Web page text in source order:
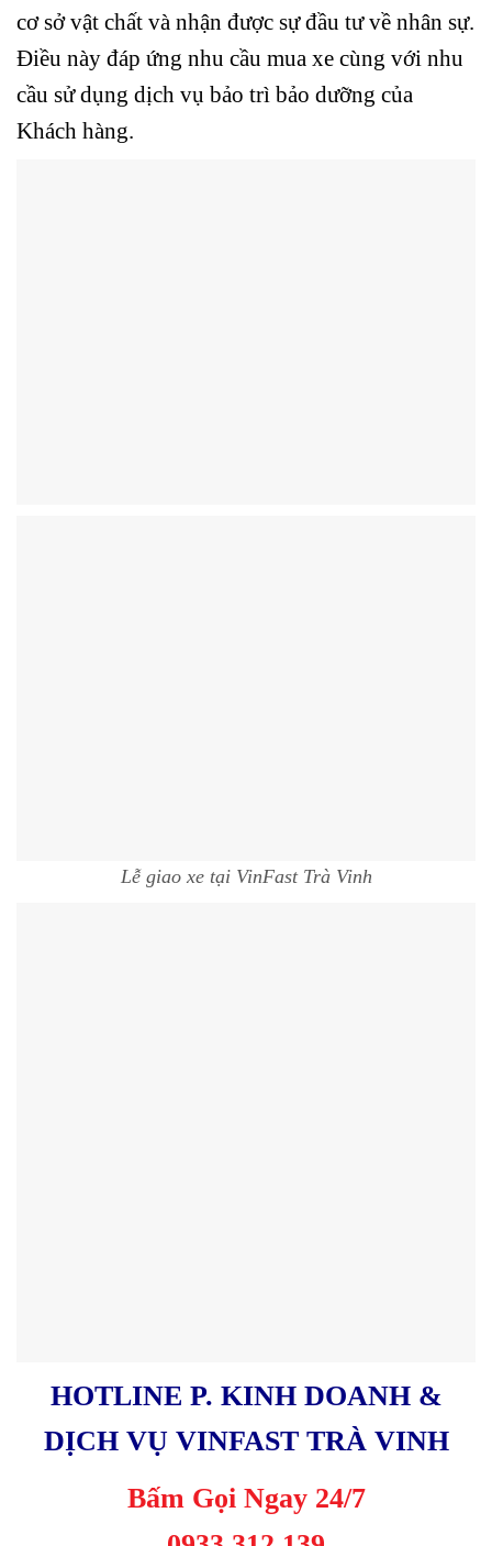
cơ sở vật chất và nhận được sự đầu tư về nhân sự.
Điều này đáp ứng nhu cầu mua xe cùng với nhu
cầu sử dụng dịch vụ bảo trì bảo dưỡng của
Khách hàng.
Lễ giao xe tại VinFast Trà Vinh
HOTLINE P. KINH DOANH &
DỊCH VỤ VINFAST TRÀ VINH
Bấm Gọi Ngay 24/7